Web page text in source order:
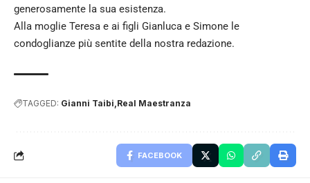
generosamente la sua esistenza.
Alla moglie Teresa e ai figli Gianluca e Simone le
condoglianze più sentite della nostra redazione.
TAGGED: Gianni Taibi Real Maestranza
FACEBOOK